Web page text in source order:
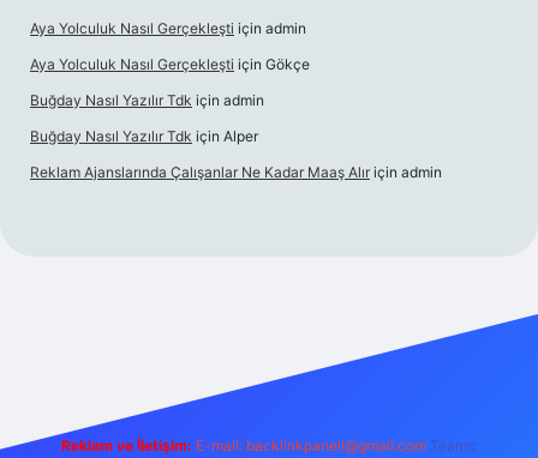
Aya Yolculuk Nasıl Gerçekleşti için admin
Aya Yolculuk Nasıl Gerçekleşti için Gökçe
Buğday Nasıl Yazılır Tdk için admin
Buğday Nasıl Yazılır Tdk için Alper
Reklam Ajanslarında Çalışanlar Ne Kadar Maaş Alır için admin
Reklam ve İletişim: E-mail: backlinkpaneli@gmail.com Teams: